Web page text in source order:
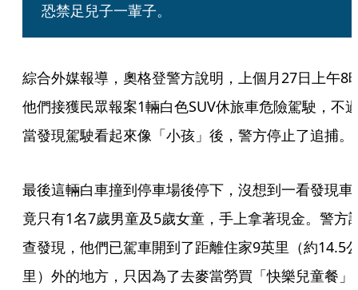
恐禁足兒子一輩子。
綜合外媒報導，奧格登警方說明，上個月27日上午8
他們接獲民眾報案1輛白色SUV休旅車危險駕駛，不
當發現駕駛看起來像「小孩」後，警方停止了追捕。
最後這輛白車撞到停車場後停下，沒想到一看發現車
竟只有1名7歲男童及5歲女童，手上拿著現金。警方
查發現，他們已駕車開到了距離住家9英里（約14.5
里）外的地方，只因為了去麥當勞買「快樂兒童餐」